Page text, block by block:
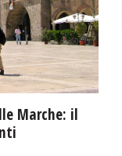
Marche: il